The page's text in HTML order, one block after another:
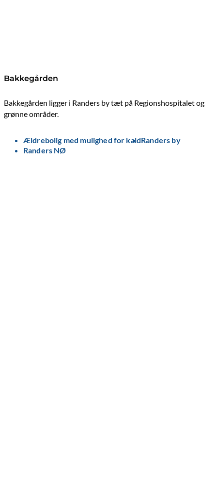
Bakkegården
Bakkegården ligger i Randers by tæt på Regionshospitalet og
grønne områder.
Ældrebolig med mulighed for kaldRanders by
Randers NØ